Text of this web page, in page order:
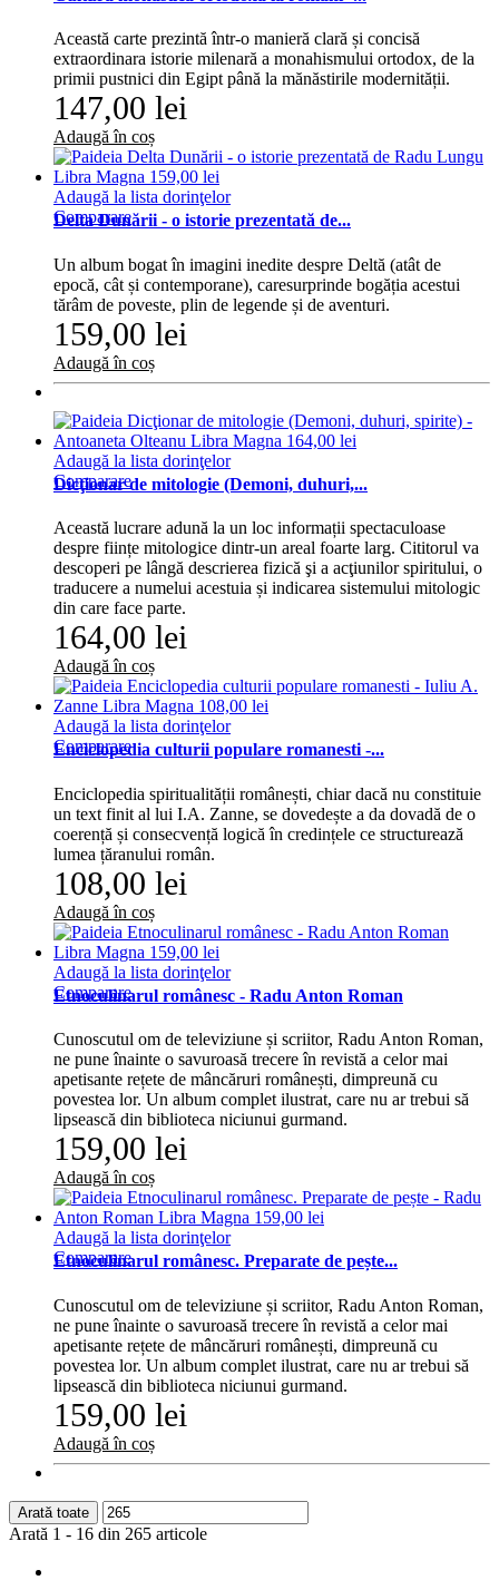
Această carte prezintă într-o manieră clară și concisă
extraordinara istorie milenară a monahismului ortodox, de la
primii pustnici din Egipt până la mănăstirile modernității.
147,00 lei
Adaugă în coș
Adaugă la lista dorinţelor
Comparare
Delta Dunării - o istorie prezentată de...
Un album bogat în imagini inedite despre Deltă (atât de
epocă, cât și contemporane), caresurprinde bogăția acestui
tărâm de poveste, plin de legende și de aventuri.
159,00 lei
Adaugă în coș
Adaugă la lista dorinţelor
Comparare
Dicţionar de mitologie (Demoni, duhuri,...
Această lucrare adună la un loc informații spectaculoase
despre ființe mitologice dintr-un areal foarte larg. Cititorul va
descoperi pe lângă descrierea fizică şi a acţiunilor spiritului, o
traducere a numelui acestuia și indicarea sistemului mitologic
din care face parte.
164,00 lei
Adaugă în coș
Adaugă la lista dorinţelor
Comparare
Enciclopedia culturii populare romanesti -...
Enciclopedia spiritualității românești, chiar dacă nu constituie
un text finit al lui I.A. Zanne, se dovedește a da dovadă de o
coerență și consecvență logică în credințele ce structurează
lumea țăranului român.
108,00 lei
Adaugă în coș
Adaugă la lista dorinţelor
Comparare
Etnoculinarul românesc - Radu Anton Roman
Cunoscutul om de televiziune și scriitor, Radu Anton Roman,
ne pune înainte o savuroasă trecere în revistă a celor mai
apetisante rețete de mâncăruri românești, dimpreună cu
povestea lor. Un album complet ilustrat, care nu ar trebui să
lipsească din biblioteca niciunui gurmand.
159,00 lei
Adaugă în coș
Adaugă la lista dorinţelor
Comparare
Etnoculinarul românesc. Preparate de pește...
Cunoscutul om de televiziune și scriitor, Radu Anton Roman,
ne pune înainte o savuroasă trecere în revistă a celor mai
apetisante rețete de mâncăruri românești, dimpreună cu
povestea lor. Un album complet ilustrat, care nu ar trebui să
lipsească din biblioteca niciunui gurmand.
159,00 lei
Adaugă în coș
Arată toate
Arată 1 - 16 din 265 articole